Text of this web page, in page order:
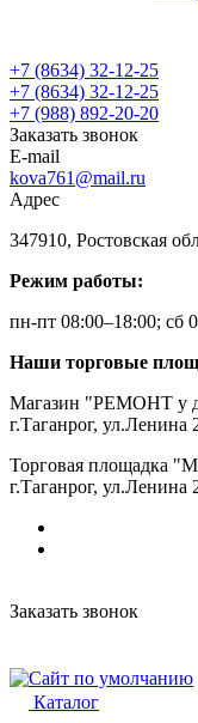
+7 (8634) 32-12-25
+7 (8634) 32-12-25
+7 (988) 892-20-20
Заказать звонок
E-mail
kova761@mail.ru
Адрес
347910, Ростовская
Режим работы:
пн-пт 08:00–18:00; сб
Наши торговые
Магазин "РЕМОНТ у
г.Таганрог, ул.Ленина
Торговая площадка
г.Таганрог, ул.Ленина
Заказать звонок
Каталог